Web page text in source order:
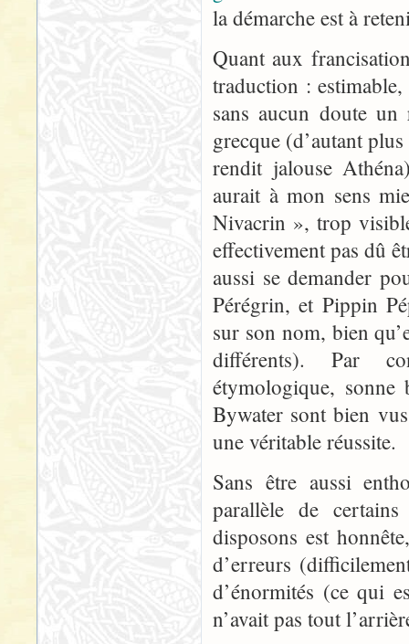
la démarche est à
Quant aux
traduction :
sans aucun doute un
grecque (d’autant
rendit jalouse
aurait à mon sens
Nivacrin », trop
effectivement pas dû
aussi se demander
Pérégrin, et Pippin
sur son nom, bien
différents). Par
étymologique,
Bywater sont bien
une véritable réussite.
Sans être aussi
parallèle de
disposons est
d’erreurs
d’énormités (ce qui
n’avait pas tout